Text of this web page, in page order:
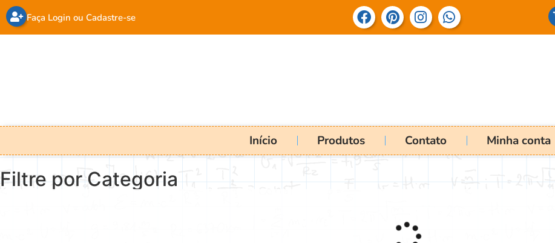
Faça Login ou Cadastre-se
Início Produtos Contato Minha conta
Filtre por Categoria